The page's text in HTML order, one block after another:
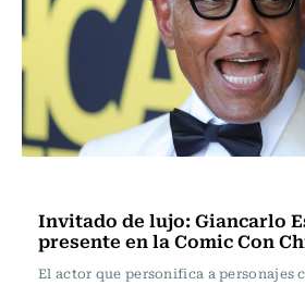
Invitado de lujo: Giancarlo
presente en la Comic Con
El actor que personifica a personajes